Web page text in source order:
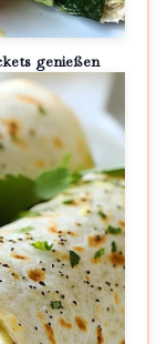
genießen